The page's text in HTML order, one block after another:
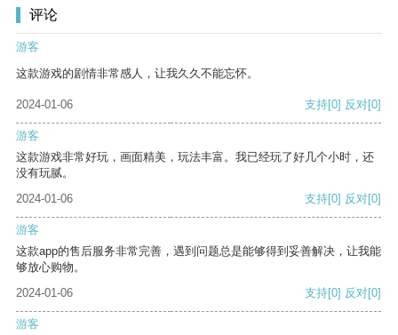
评论
游客
这款游戏的剧情非常感人，让我久久不能忘怀。
2024-01-06 支持[0] 反对[0]
游客
这款游戏非常好玩，画面精美，玩法丰富。我已经玩了好几个小时，还
没有玩腻。
2024-01-06
支持[0] 反对[0]
游客
这款app的售后服务非常完善，遇到问题总是能够得到妥善解决，让我能
够放心购物。
2024-01-06
支持[0] 反对[0]
游客